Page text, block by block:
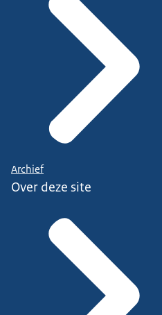
Archief
Over deze site